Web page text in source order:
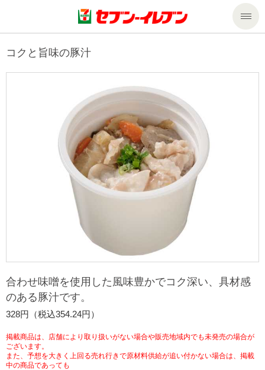
商品のご案内
来週の新商品
商品カテゴリ一覧
セブンプレミアム
食の安全・安心への取組み
ギフト
プリペイドカード・金券
ニンテンドー・ダウンロードカード
サービストップ
マルチコピー機でできること
マルチコピー機でできることトップ
コピー
プリント
スキャン
宅配便
切手・はがき・印紙
セブン銀行ATM
チケットサービス
セブンチケット
チケットぴあ
セブン‐イレブンでお受取り
タワーレコード
停電時のサービス停止のお知らせ
ニュースリリース
企業理念
会社概要
貸借対照表・損益計算書
私たちの取組み
サステナビリティ
サステナビリティトップ
セブン＆アイ・ホールディングスの重点課題
サステナビリティ活動基本方針
サステナビリティ推進体制
加盟店オーナー募集
店舗検索
ネットショッピング
コクと旨味の豚汁
合わせ味噌を使用した風味豊かでコク深い、具材感
のある豚汁です。
328円（税込354.24円）
掲載商品は、店舗により取り扱いがない場合や販売地域内でも未発売の場合が
ございます。
また、予想を大きく上回る売れ行きで原材料供給が追い付かない場合は、掲載
中の商品であっても